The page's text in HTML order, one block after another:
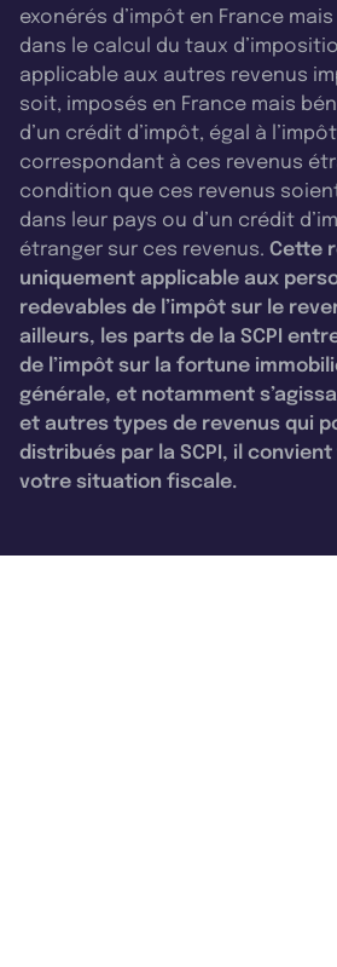
exonérés d’impôt en France
dans le calcul du taux
applicable aux autres revenus
soit, imposés en France mais
d’un crédit d’impôt, égal à
correspondant à ces revenus
condition que ces revenus
dans leur pays ou d’un crédit
étranger sur ces revenus. Cette
uniquement applicable aux
redevables de l’impôt sur le
ailleurs, les parts de la SCPI
de l’impôt sur la fortune
générale, et notamment
et autres types de revenus qui
distribués par la SCPI, il
votre situation fiscale.